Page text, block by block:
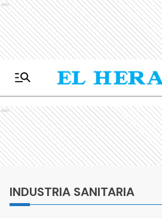
Ads
Ads
INDUSTRIA SANITARIA